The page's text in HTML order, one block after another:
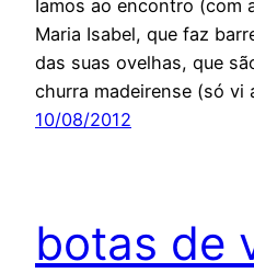
Íamos ao encontro (com
Maria Isabel, que faz
das suas ovelhas, que
churra madeirense (só vi
10/08/2012
botas de